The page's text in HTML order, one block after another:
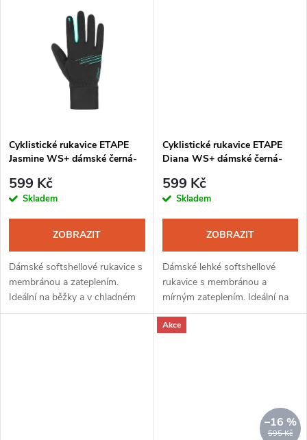
dokonalý úchop a vysoký...
Cyklistické rukavice ETAPE
Jasmine WS+ dámské černá-
599 Kč
Skladem
ZOBRAZIT
Dámské softshellové rukavice s
membránou a zateplením.
Ideální na běžky a v chladném
jarním či podzimním počasí na
Cyklistické rukavice ETAPE
Diana WS+ dámské černá-
599 Kč
Skladem
ZOBRAZIT
Dámské lehké softshellové
rukavice s membránou a
mírným zateplením. Ideální na
běžky a v chladném jarním či
podzimním počasí na kolo. Na
Akce
595 Kč
–16 %